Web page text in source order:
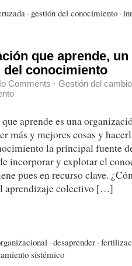
· gestión del conocimiento ·
que aprende,
del conocimiento
Comments · Gestión del cambio
aprende es una
más y mejores cosas y
la principal fuente
incorporar y explotar el
pues en recurso clave.
aprendizaje colectivo […]
· desaprender ·
sistémico